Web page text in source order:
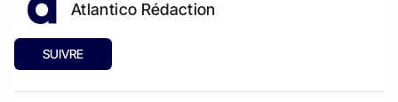
Atlantico Rédaction
SUIVRE